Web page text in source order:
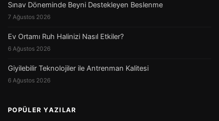
Sınav Döneminde Beyni Destekleyen Beslenme
7 Ağustos 2026
Ev Ortamı Ruh Halinizi Nasıl Etkiler?
6 Ağustos 2026
Giyilebilir Teknolojiler ile Antrenman Kalitesi
6 Ağustos 2026
POPÜLER YAZILAR